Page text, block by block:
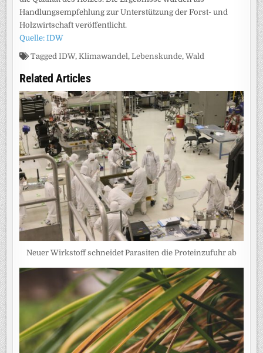
Handlungsempfehlung zur Unterstützung der Forst- und
Holzwirtschaft veröffentlicht.
Quelle: IDW
TaggedIDW,Klimawandel,Lebenskunde,Wald
Related Articles
Neuer Wirkstoff schneidet Parasiten die Proteinzufuhr ab